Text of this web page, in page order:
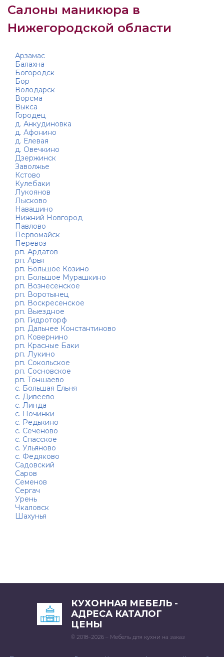
Салоны маникюра в
Нижегородской области
Арзамас
Балахна
Богородск
Бор
Володарск
Ворсма
Выкса
Городец
д. Анкудиновка
д. Афонино
д. Елевая
д. Овечкино
Дзержинск
Заволжье
Кстово
Кулебаки
Лукоянов
Лысково
Навашино
Нижний Новгород
Павлово
Первомайск
Перевоз
рп. Ардатов
рп. Арья
рп. Большое Козино
рп. Большое Мурашкино
рп. Вознесенское
рп. Воротынец
рп. Воскресенское
рп. Выездное
рп. Гидроторф
рп. Дальнее Константиново
рп. Ковернино
рп. Красные Баки
рп. Лукино
рп. Сокольское
рп. Сосновское
рп. Тоншаево
с. Большая Ельня
с. Дивеево
с. Линда
с. Починки
с. Редькино
с. Сеченово
с. Спасское
с. Ульяново
с. Федяково
Садовский
Саров
Семенов
Сергач
Урень
Чкаловск
Шахунья
КУХОННАЯ МЕБЕЛЬ -
АДРЕСА КАТАЛОГ
ЦЕНЫ
© 2018–2026 – Мебель для кухни на заказ